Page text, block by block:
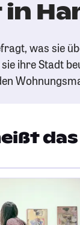
in
was sie
ihre Stadt